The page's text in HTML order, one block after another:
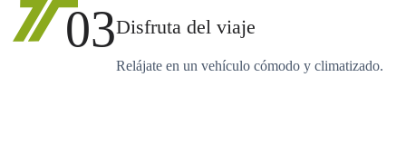
03Disfruta del viaje
Relájate en un vehículo cómodo y climatizado.